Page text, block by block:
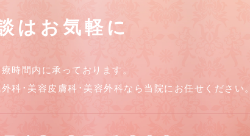
はお気軽に
時間内に承っております。
科･美容皮膚科･美容外科なら当院にお任せください。